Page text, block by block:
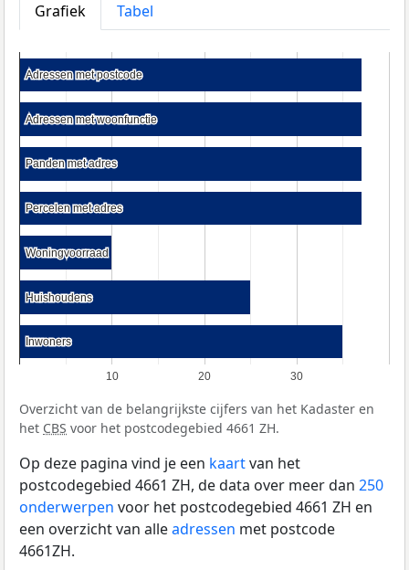
Grafiek
Tabel
10 20 30
Adressen met postcode
Adressen met postcode
Adressen met woonfunctie
Adressen met woonfunctie
Panden met adres
Panden met adres
Percelen met adres
Percelen met adres
Woningvoorraad
Woningvoorraad
Huishoudens
Huishoudens
Inwoners
Inwoners
Overzicht van de belangrijkste cijfers van het Kadaster en
het CBS voor het postcodegebied 4661 ZH.
Op deze pagina vind je een kaartvan het
postcodegebied 4661 ZH, de data over meer dan 250
onderwerpen voor het postcodegebied 4661 ZH en
een overzicht van alleadressen met postcode
4661ZH.